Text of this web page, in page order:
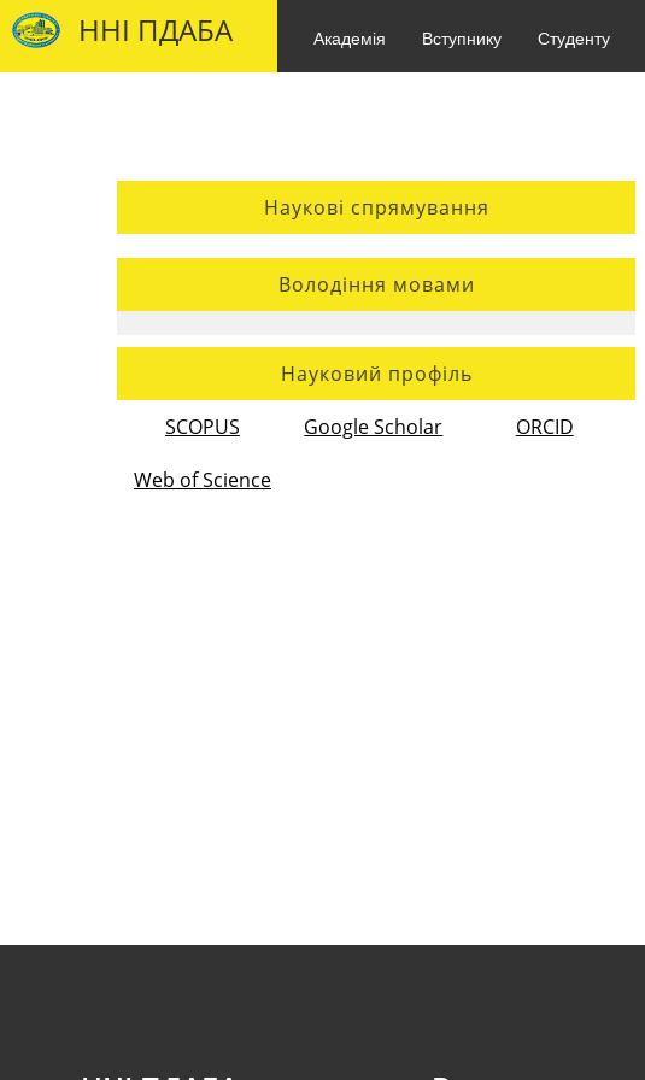
ННІ ПДАБА Академія Вступнику Студенту
Наукові спрямування
Володіння мовами
Науковий профіль
SCOPUS
Google Scholar
ORCID
Web of Science